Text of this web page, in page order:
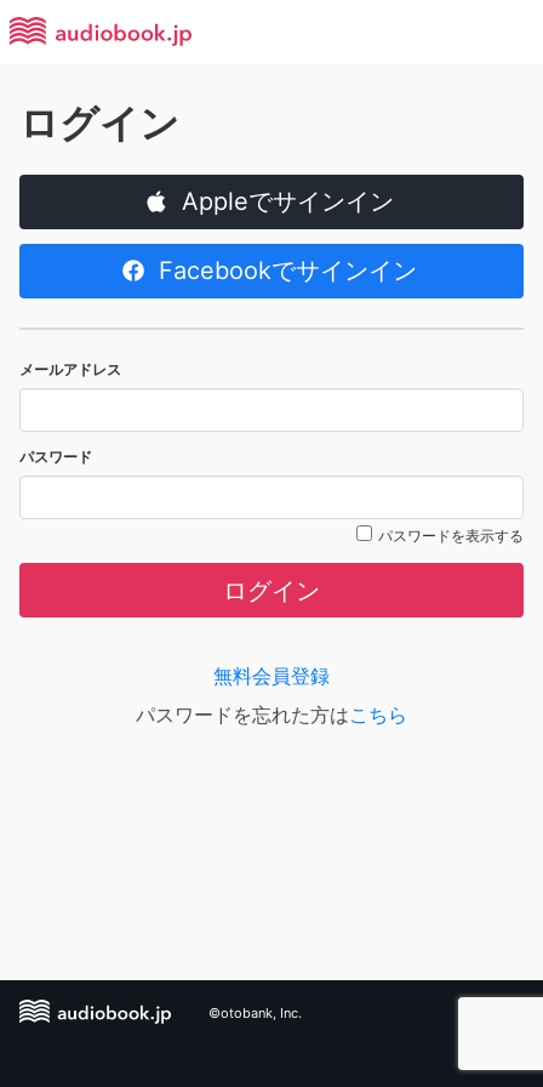
ログイン
Appleでサインイン
Facebookでサインイン
メールアドレス
パスワード
パスワードを表示する
ログイン
無料会員登録
パスワードを忘れた方はこちら
©otobank, Inc.